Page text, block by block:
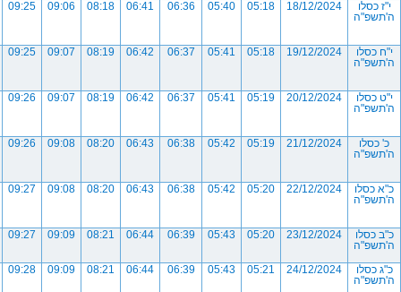
י"ז כסלו
ה'תשפ"ה
18/12/2024
05:18
05:40
06:36
06:41
08:18
09:06
09:25
י"ח כסלו
ה'תשפ"ה
19/12/2024
05:18
05:41
06:37
06:42
08:19
09:07
09:25
י"ט כסלו
ה'תשפ"ה
20/12/2024
05:19
05:41
06:37
06:42
08:19
09:07
09:26
כ' כסלו
ה'תשפ"ה
21/12/2024
05:19
05:42
06:38
06:43
08:20
09:08
09:26
כ"א כסלו
ה'תשפ"ה
22/12/2024
05:20
05:42
06:38
06:43
08:20
09:08
09:27
כ"ב כסלו
ה'תשפ"ה
23/12/2024
05:20
05:43
06:39
06:44
08:21
09:09
09:27
כ"ג כסלו
ה'תשפ"ה
24/12/2024
05:21
05:43
06:39
06:44
08:21
09:09
09:28